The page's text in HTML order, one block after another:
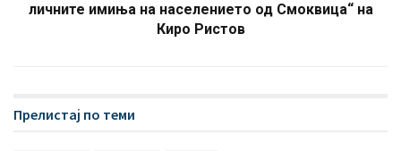
личните имиња на населението од Смоквица“ на
Киро Ристов
Прелистај по теми